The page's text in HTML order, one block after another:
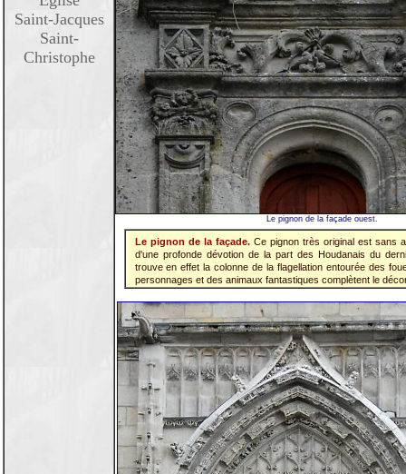
Saint-Jacques
Saint-
Christophe
Le pignon de la façade ouest.
Le pignon de la façade.Ce pignon très original est sans
d'une profonde dévotion de la part des Houdanais du
trouve en effet la colonne de la flagellation entourée des
personnages et des animaux fantastiques complètent le